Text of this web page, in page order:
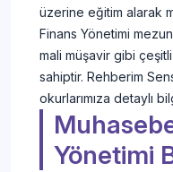
üzerine eğitim alarak
Finans Yönetimi
mali müşavir gibi
sahiptir. Rehberim
okurlarımıza detaylı
Yönetimi